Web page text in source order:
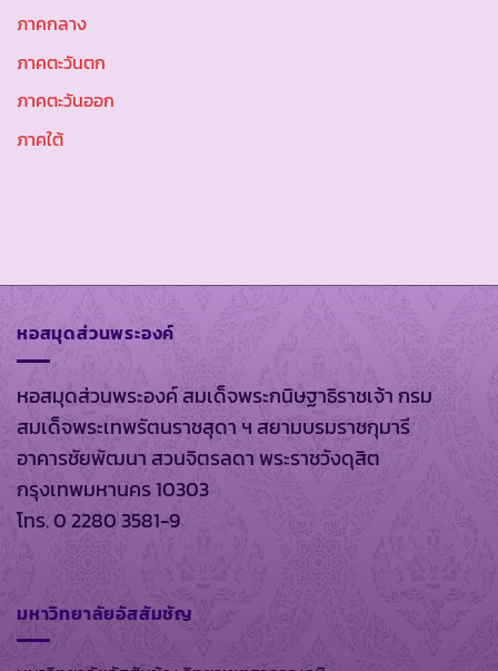
ภาคกลาง
ภาคตะวันตก
ภาคตะวันออก
ภาคใต้
หอสมุดส่วนพระองค์
หอสมุดส่วนพระองค์ สมเด็จพระกนิษฐาธิราชเจ้า กรม
สมเด็จพระเทพรัตนราชสุดา ฯ สยามบรมราชกุมารี
อาคารชัยพัฒนา สวนจิตรลดา พระราชวังดุสิต
กรุงเทพมหานคร 10303
โทร. 0 2280 3581-9
มหาวิทยาลัยอัสสัมชัญ